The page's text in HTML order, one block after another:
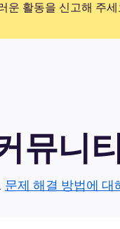
운 활동을 신고해 주세
뮤니
문제 해결 방법에 대